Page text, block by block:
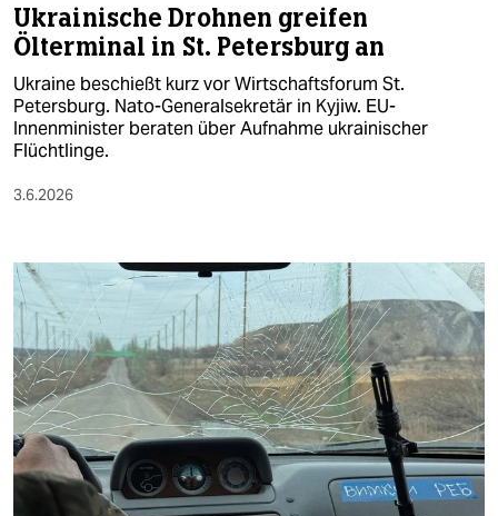
Ukrainische Drohnen greifen
Ölterminal in St. Petersburg an
Ukraine beschießt kurz vor Wirtschaftsforum St.
Petersburg. Nato-Generalsekretär in Kyjiw. EU-
Innenminister beraten über Aufnahme ukrainischer
Flüchtlinge.
3.6.2026